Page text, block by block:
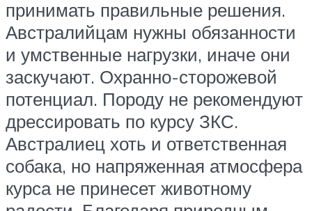
принимать правильные решения.
Австралийцам нужны обязанности
и умственные нагрузки, иначе они
заскучают. Охранно-сторожевой
потенциал. Породу не рекомендуют
дрессировать по курсу ЗКС.
Австралиец хоть и ответственная
собака, но напряженная атмосфера
курса не принесет животному